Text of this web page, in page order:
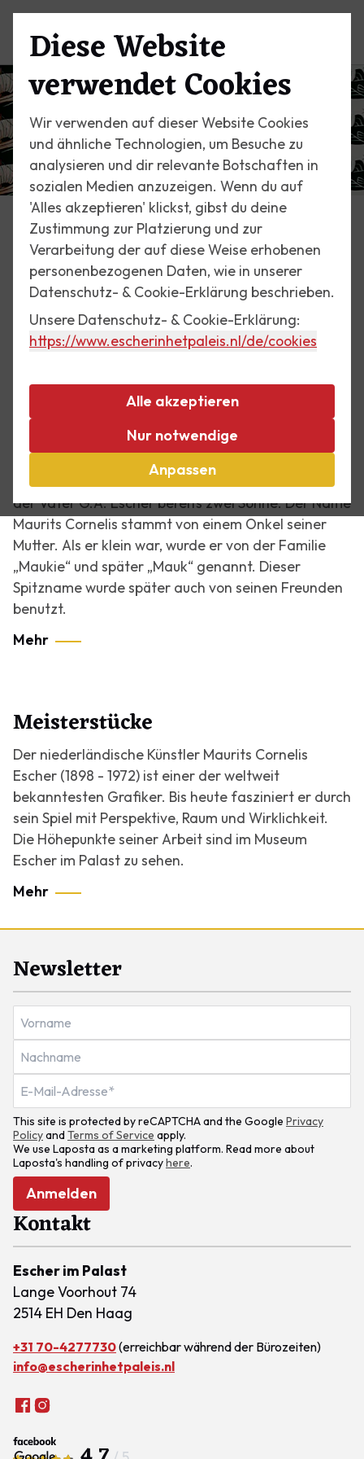
Diese Website
verwendet Cookies
Wir verwenden auf dieser Website Cookies
und ähnliche Technologien, um Besuche zu
analysieren und dir relevante Botschaften in
sozialen Medien anzuzeigen. Wenn du auf
'Alles akzeptieren' klickst, gibst du deine
Zustimmung zur Platzierung und zur
Verarbeitung der auf diese Weise erhobenen
personenbezogenen Daten, wie in unserer
Datenschutz- & Cookie-Erklärung beschrieben.
Unsere Datenschutz- & Cookie-Erklärung:
https://www.escherinhetpaleis.nl/de/cookies
Alle akzeptieren
Nur notwendige
Anpassen
Startseite
Über Escher
Seine berühmtesten Bilder, seine Biographie.
Erfahren Sie alles über Maurits Cornelis Escher
Das Leben des M.C. Escher
M.C. Escher wurde am 17. Juni 1898 als dritter Sohn
in zweiter Ehe von George Escher und Sara
Gleichman geboren. Aus einer früheren Ehe hatte
der Vater G.A. Escher bereits zwei Söhne. Der Name
Maurits Cornelis stammt von einem Onkel seiner
Mutter. Als er klein war, wurde er von der Familie
„Maukie“ und später „Mauk“ genannt. Dieser
Spitzname wurde später auch von seinen Freunden
benutzt.
Mehr
Meisterstücke
Der niederländische Künstler Maurits Cornelis
Escher (1898 - 1972) ist einer der weltweit
bekanntesten Grafiker. Bis heute fasziniert er durch
sein Spiel mit Perspektive, Raum und Wirklichkeit.
Die Höhepunkte seiner Arbeit sind im Museum
Escher im Palast zu sehen.
Mehr
Newsletter
This site is protected by reCAPTCHA and the Google Privacy
PolicyandTerms of Service apply.
We use Laposta as a marketing platform. Read more about
Laposta's handling of privacyhere.
Anmelden
Kontakt
Escher im Palast
Lange Voorhout 74
2514 EH Den Haag
+31 70-4277730(erreichbar während der Bürozeiten)
info@escherinhetpaleis.nl